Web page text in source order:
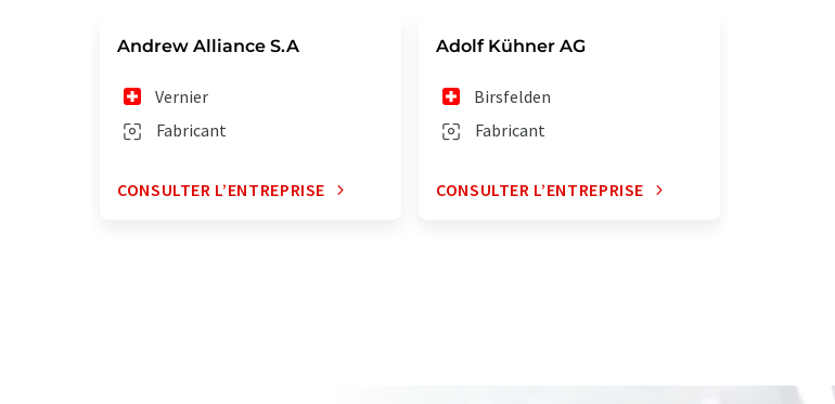
Andrew Alliance S.A
Fabricant
Vernier
CONSULTER L’ENTREPRISE
Adolf Kühner AG
Fabricant
Birsfelden
CONSULTER L’ENTREPRISE